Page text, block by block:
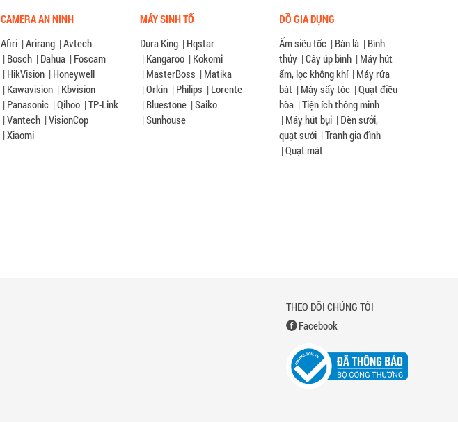
CAMERA AN NINH
Afiri |Arirang |Avtech
| Bosch | Dahua | Foscam
| HikVision | Honeywell
| Kawavision | Kbvision
| Panasonic |Qihoo |TP-Link
|Vantech |VisionCop
|Xiaomi
MÁY SINH TỐ
Dura King | Hqstar
| Kangaroo | Kokomi
| MasterBoss | Matika
|Orkin | Philips | Lorente
| Bluestone |Saiko
|Sunhouse
ĐỒ GIA DỤNG
Ấm siêu tốc | Bàn là | Bình
thủy |Cây úp bình | Máy hút
ẩm, lọc không khí | Máy rửa
bát | Máy sấy tóc |Quạt điều
hòa |Tiện ích thông minh
| Máy hút bụi |Đèn sưởi,
quạt sưởi |Tranh gia đình
|Quạt mát
THEO DÕI CHÚNG TÔI
Facebook